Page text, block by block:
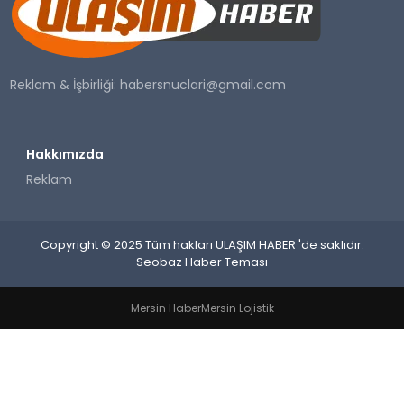
SAĞLIK
YAŞAM
Reklam & İşbirliği:habersnuclari@gmail.com
Hakkımızda
Reklam
Copyright © 2025 Tüm hakları ULAŞIM HABER 'de saklıdır.
Seobaz Haber Teması
Mersin HaberMersin Lojistik